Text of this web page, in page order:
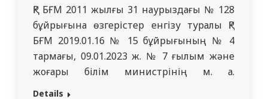
ҚР БҒМ 2011 жылғы 31 наурыздағы № 128
бұйрығына өзгерістер енгізу туралы ҚР
БҒМ 2019.01.16 № 15 бұйрығының № 4
тармағы, 09.01.2023 ж. № 7 ғылым және
жоғары білім министрінің м. а.
Бұйрығының ережесін толықтыруына
Details